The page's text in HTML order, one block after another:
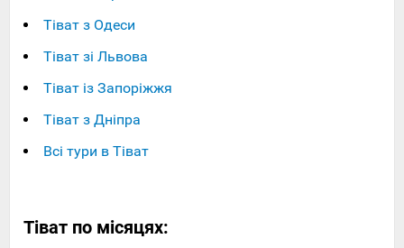
Тіват з Одеси
Тіват зі Львова
Тіват із Запоріжжя
Тіват з Дніпра
Всі тури в Тіват
Тіват по місяцях: